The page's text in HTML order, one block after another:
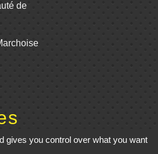
de
jumelage de Gençay et sa
gives you control over what you want